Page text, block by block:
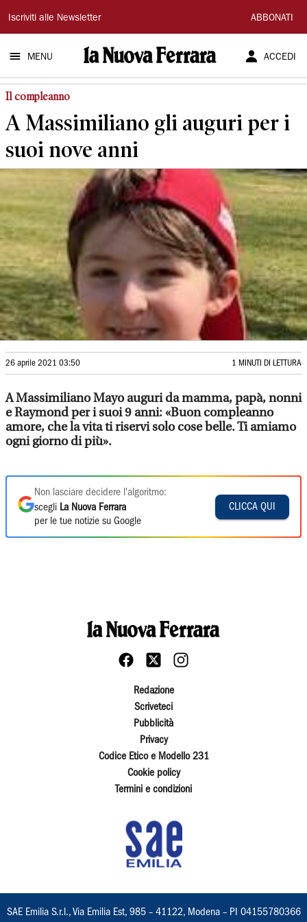
La
Nuova
Ferrara
Iscriviti alle Newsletter ABBONATI
MENU ACCEDI
Il compleanno
A Massimiliano gli auguri per i
suoi nove anni
26 aprile 2021 03:50 1 MINUTI DI LETTURA
A Massimiliano Mayo auguri da mamma, papà, nonni
e Raymond per i suoi 9 anni: «Buon compleanno
amore, che la vita ti riservi solo cose belle. Ti amiamo
ogni giorno di più».
Non lasciare decidere l'algoritmo:
scegli La Nuova Ferrara
per le tue notizie su Google
CLICCA QUI
Redazione
Scriveteci
Pubblicità
Privacy
Codice Etico e Modello 231
Cookie policy
Termini e condizioni
SAE Emilia S.r.l., Via Emilia Est, 985 – 41122, Modena – PI 04155780366